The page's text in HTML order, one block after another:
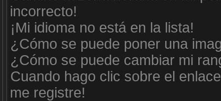
incorrecto!
¡Mi idioma no está en la lista!
¿Cómo se puede poner una
¿Cómo se puede cambiar mi
Cuando hago clic sobre el
me registre!